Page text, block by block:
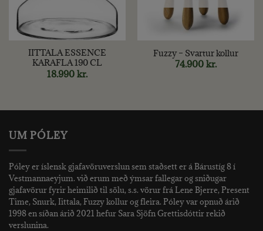
IITTALA ESSENCE
KARAFLA 190 CL
18.990 kr.
Fuzzy – Svartur kollur
74.900 kr.
UM PÓLEY
Póley er íslensk gjafavöruverslun sem staðsett er á Bárustíg 8 í
Vestmannaeyjum. við erum með ýmsar fallegar og sniðugar
gjafavörur fyrir heimilið til sölu, s.s. vörur frá Lene Bjerre, Present
Time, Snurk, Iittala, Fuzzy kollur og fleira. Póley var opnuð árið
1998 en síðan árið 2021 hefur Sara Sjöfn Grettisdóttir rekið
verslunina.